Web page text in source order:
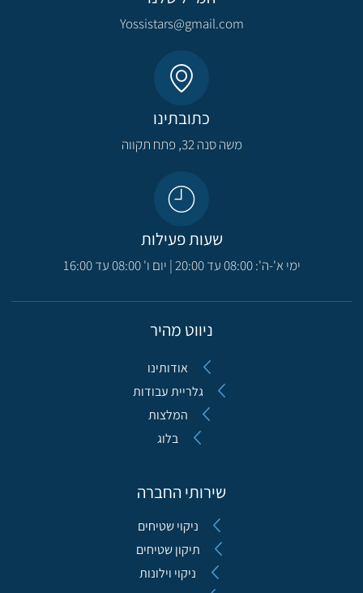
Yossistars@gmail.com​
כתובתינו
משה סנה 32, פתח תקווה​
שעות פעילות
ימי א'-ה': 08:00 עד 20:00 | יום ו' 08:00 עד 16:00
ניווט מהיר
אודותינו
גלריית עבודות
המלצות
בלוג
שירותי החברה
ניקוי שטיחים
תיקון שטיחים
ניקוי וילונות